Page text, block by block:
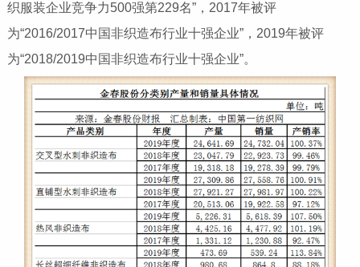
织服装企业竞争力500强第229名”，2017年被评
为“2016/2017中国非织造布行业十强企业”，2019年被评
为“2018/2019中国非织造布行业十强企业”。